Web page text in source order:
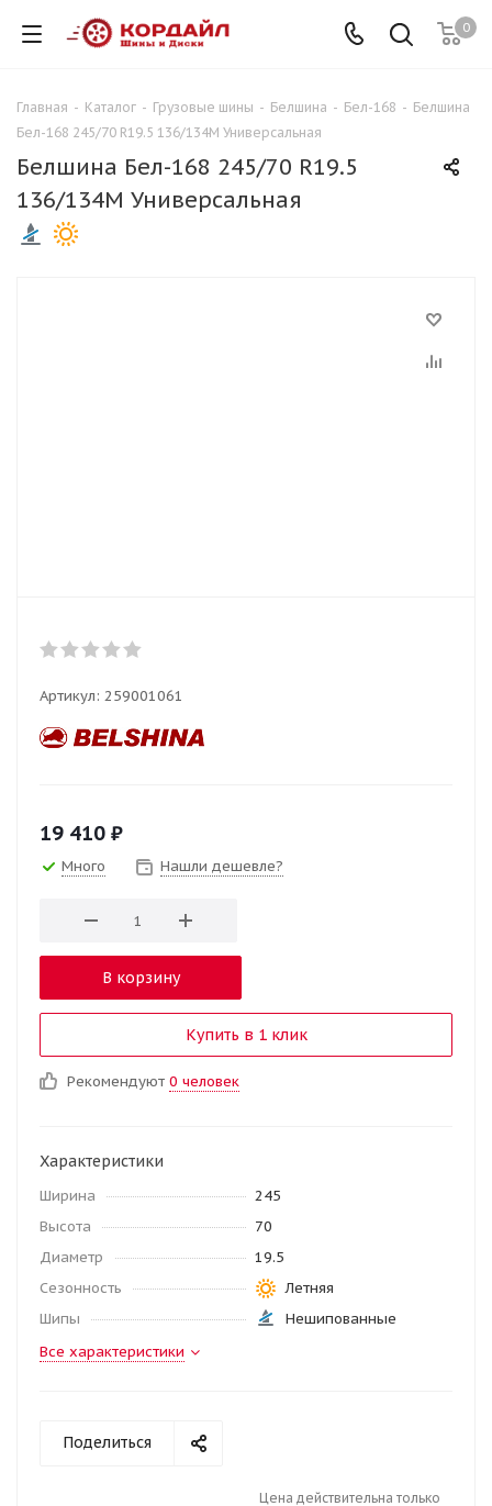
0
Главная - Каталог - Грузовые шины - Белшина - Бел-168 - Белшина
Бел-168 245/70 R19.5 136/134M Универсальная
Белшина Бел-168 245/70 R19.5
136/134M Универсальная
Артикул: 259001061
19 410 ₽
Много Нашли дешевле?
В корзину
Купить в 1 клик
Рекомендуют 0 человек
Характеристики
Ширина
245
Высота
70
Диаметр
19.5
Сезонность
Летняя
Шипы
Нешипованные
Все характеристики
Поделиться
Цена действительна только